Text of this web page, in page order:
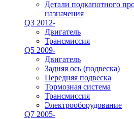
Детали подкапотного
назначения
Q3 2012-
Двигатель
Трансмиссия
Q5 2009-
Двигатель
Задняя ось (подвеска)
Передняя подвеска
Тормозная система
Трансмиссия
Электрооборудование
Q7 2005-